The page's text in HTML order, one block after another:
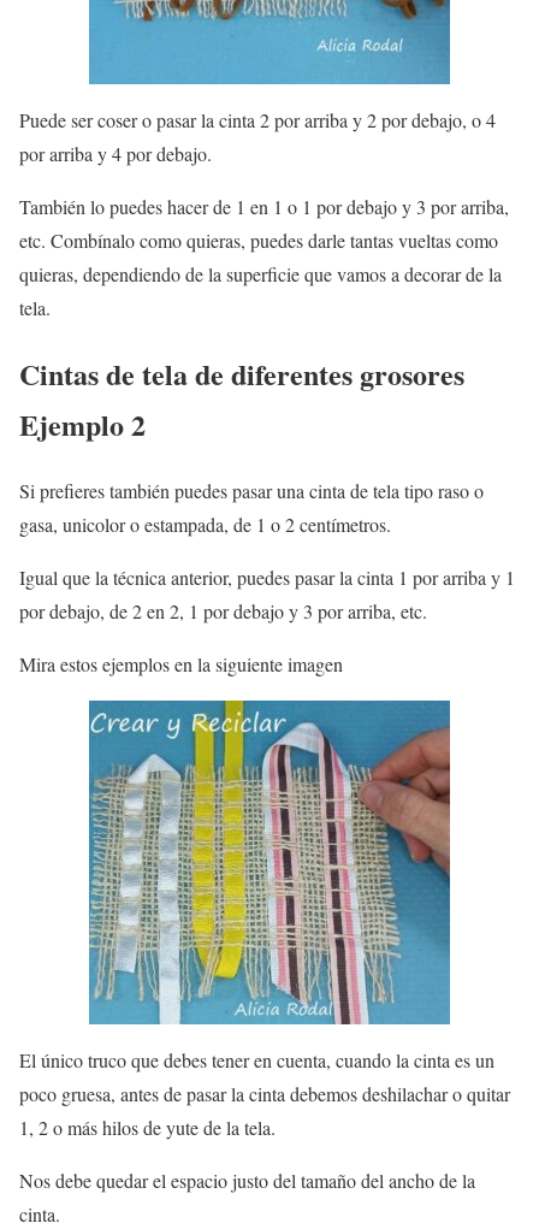
Puede ser coser o pasar la cinta 2 por arriba y 2 por debajo, o 4
por arriba y 4 por debajo.
También lo puedes hacer de 1 en 1 o 1 por debajo y 3 por arriba,
etc. Combínalo como quieras, puedes darle tantas vueltas como
quieras, dependiendo de la superficie que vamos a decorar de la
tela.
Cintas de tela de diferentes grosores
Ejemplo 2
Si prefieres también puedes pasar una cinta de tela tipo raso o
gasa, unicolor o estampada, de 1 o 2 centímetros.
Igual que la técnica anterior, puedes pasar la cinta 1 por arriba y 1
por debajo, de 2 en 2, 1 por debajo y 3 por arriba, etc.
Mira estos ejemplos en la siguiente imagen
El único truco que debes tener en cuenta, cuando la cinta es un
poco gruesa, antes de pasar la cinta debemos deshilachar o quitar
1, 2 o más hilos de yute de la tela.
Nos debe quedar el espacio justo del tamaño del ancho de la
cinta.